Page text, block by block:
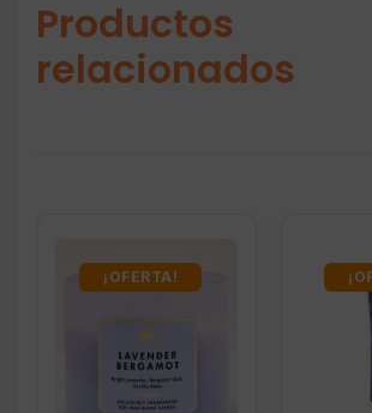
Productos
relacionados
¡OFERTA!